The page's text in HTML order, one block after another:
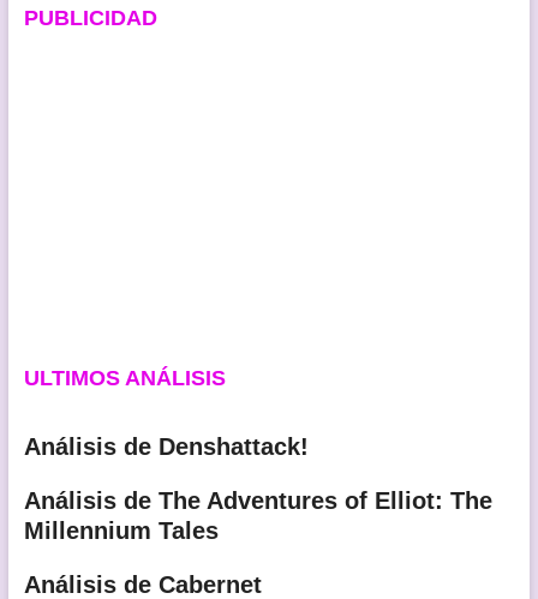
PUBLICIDAD
ULTIMOS ANÁLISIS
Análisis de Denshattack!
Análisis de The Adventures of Elliot: The
Millennium Tales
Análisis de Cabernet